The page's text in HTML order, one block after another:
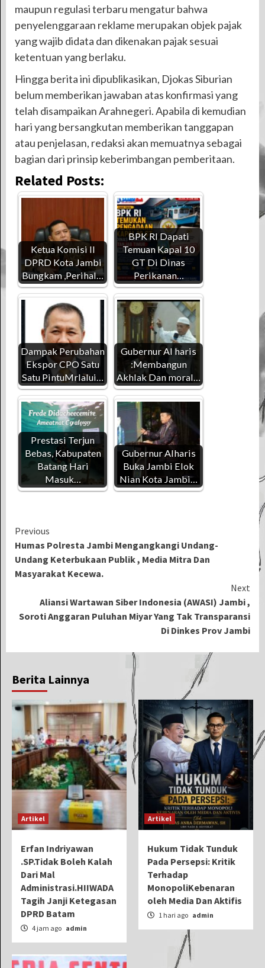
maupun regulasi terbaru mengatur bahwa
penyelenggaraan reklame merupakan objek pajak
yang wajib didata dan dikenakan pajak sesuai
ketentuan yang berlaku.
Hingga berita ini dipublikasikan, Djokas Siburian
belum memberikan jawaban atas konfirmasi yang
telah disampaikan Arahnegeri. Apabila di kemudian
hari yang bersangkutan memberikan tanggapan
atau penjelasan, redaksi akan memuatnya sebagai
bagian dari prinsip keberimbangan pemberitaan.
Related Posts:
Ketua Komisi II
DPRD Kota Jambi
Bungkam ,Perihal…
BPK RI Dapati
Temuan Kapal 10
GT Di Dinas
Perikanan…
Dampak Perubahan
Ekspor CPO Satu
Satu PintuMrlalui…
Gubernur Al haris
:Membangun
Akhlak Dan moral…
Prestasi Terjun
Bebas, Kabupaten
Batang Hari
Masuk…
Gubernur Alharis
Buka Jambi Elok
Nian Kota Jambi…
Continue
Reading
Previous
Humas Polresta Jambi Mengangkangi Undang-
Undang Keterbukaan Publik , Media Mitra Dan
Masyarakat Kecewa.
Next
Aliansi Wartawan Siber Indonesia (AWASI) Jambi ,
Soroti Anggaran Puluhan Miyar Yang Tak Transparansi
Di Dinkes Prov Jambi
Berita Lainnya
Artikel
Erfan Indriyawan
.SP.Tidak Boleh Kalah
Dari Mal
Administrasi.HIIWADA
Tagih Janji Ketegasan
DPRD Batam
4 jam ago admin
Artikel
Hukum Tidak Tunduk
Pada Persepsi: Kritik
Terhadap
MonopoliKebenaran
oleh Media Dan Aktifis
1 hari ago admin